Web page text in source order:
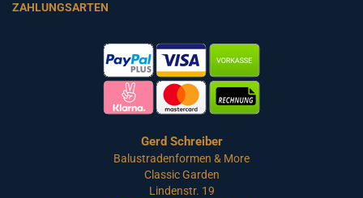
ZAHLUNGSARTEN
Gerd Schreiber
Balustradenformen & More
Classic Garden
Lindenstr. 19